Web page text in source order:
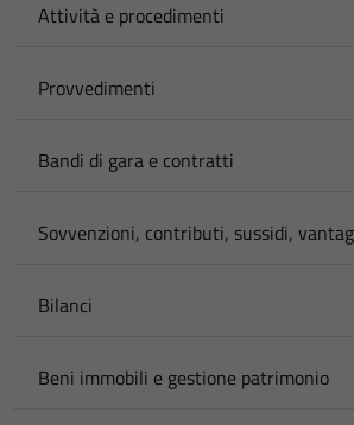
Attività e procedimenti
Provvedimenti
Bandi di gara e contratti
Sovvenzioni, contributi, sussidi,
Bilanci
Beni immobili e gestione patrimonio